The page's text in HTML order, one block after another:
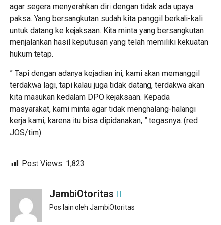
agar segera menyerahkan diri dengan tidak ada upaya
paksa. Yang bersangkutan sudah kita panggil berkali-kali
untuk datang ke kejaksaan. Kita minta yang bersangkutan
menjalankan hasil keputusan yang telah memiliki kekuatan
hukum tetap.
” Tapi dengan adanya kejadian ini, kami akan memanggil
terdakwa lagi, tapi kalau juga tidak datang, terdakwa akan
kita masukan kedalam DPO kejaksaan. Kepada
masyarakat, kami minta agar tidak menghalang-halangi
kerja kami, karena itu bisa dipidanakan, ” tegasnya. (red
JOS/tim)
Post Views: 1,823
JambiOtoritas
Pos lain oleh JambiOtoritas